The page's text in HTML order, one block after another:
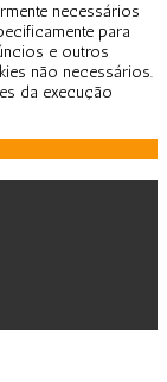
necessários
para
e outros
não necessários.
da execução